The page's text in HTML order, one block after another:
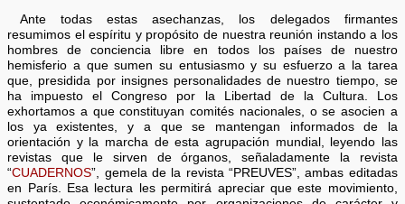
Ante todas estas asechanzas, los delegados firmantes
resumimos el espíritu y propósito de nuestra reunión instando a los
hombres de conciencia libre en todos los países de nuestro
hemisferio a que sumen su entusiasmo y su esfuerzo a la tarea
que, presidida por insignes personalidades de nuestro tiempo, se
ha impuesto el Congreso por la Libertad de la Cultura. Los
exhortamos a que constituyan comités nacionales, o se asocien a
los ya existentes, y a que se mantengan informados de la
orientación y la marcha de esta agrupación mundial, leyendo las
revistas que le sirven de órganos, señaladamente la revista
“CUADERNOS”, gemela de la revista “PREUVES”, ambas editadas
en París. Esa lectura les permitirá apreciar que este movimiento,